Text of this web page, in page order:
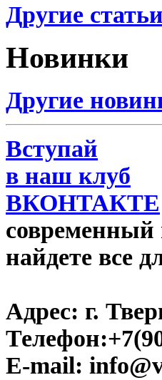
Другие статьи
Новинки
Другие
Вступай
в наш клуб
ВКОНТАКТЕ
современный
найдете все
Адрес: г.
Телефон:
E-mail: